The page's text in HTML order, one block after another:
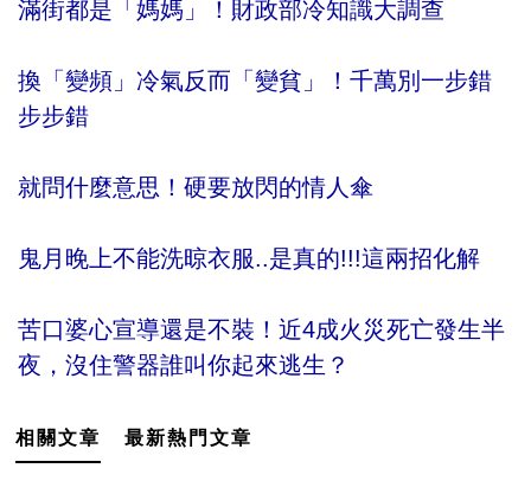
滿街都是「媽媽」！財政部冷知識大調查
換「變頻」冷氣反而「變貧」！千萬別一步錯
步步錯
就問什麼意思！硬要放閃的情人傘
鬼月晚上不能洗晾衣服..是真的!!!這兩招化解
苦口婆心宣導還是不裝！近4成火災死亡發生半
夜，沒住警器誰叫你起來逃生？
相關文章 最新熱門文章